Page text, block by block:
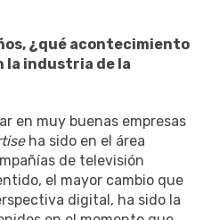
¿qué acontecimiento
la industria de la
en muy buenas empresas
ha sido en el área
de televisión
el mayor cambio que
digital, ha sido la